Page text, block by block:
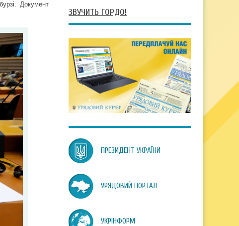
Документ
ЗВУЧИТЬ ГОРДО!
ПРЕЗИДЕНТ УКРАЇНИ
УРЯДОВИЙ ПОРТАЛ
УКРІНФОРМ